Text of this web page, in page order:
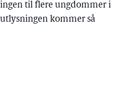
til flere ungdommer i
kommer så